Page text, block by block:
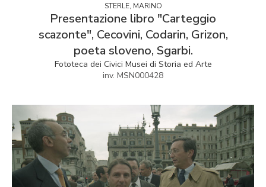
STERLE, MARINO
Presentazione libro "Carteggio
scazonte", Cecovini, Codarin, Grizon,
poeta sloveno, Sgarbi.
Fototeca dei Civici Musei di Storia ed Arte
inv. MSN000428